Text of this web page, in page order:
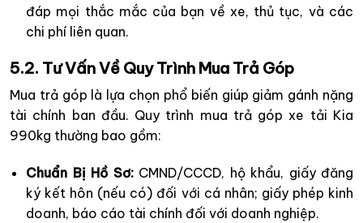
đáp mọi thắc mắc của bạn về xe, thủ tục, và các
chi phí liên quan.
5.2. Tư Vấn Về Quy Trình Mua Trả Góp
Mua trả góp là lựa chọn phổ biến giúp giảm gánh nặng
tài chính ban đầu. Quy trình mua trả góp xe tải Kia
990kg thường bao gồm:
Chuẩn Bị Hồ Sơ:CMND/CCCD, hộ khẩu, giấy đăng
ký kết hôn (nếu có) đối với cá nhân; giấy phép kinh
doanh, báo cáo tài chính đối với doanh nghiệp.